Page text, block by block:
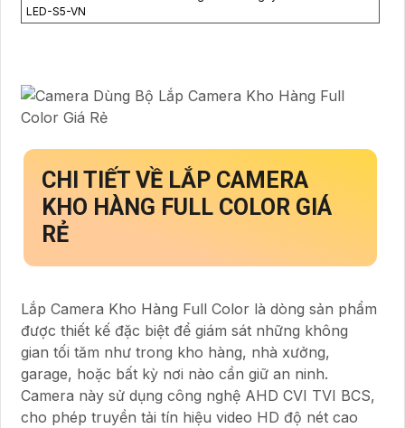
LED-S5-VN
CHI TIẾT VỀ LẮP CAMERA
KHO HÀNG FULL COLOR GIÁ
RẺ
Lắp Camera Kho Hàng Full Color là dòng sản phẩm
được thiết kế đặc biệt để giám sát những không
gian tối tăm như trong kho hàng, nhà xưởng,
garage, hoặc bất kỳ nơi nào cần giữ an ninh.
Camera này sử dụng công nghệ AHD CVI TVI BCS,
cho phép truyền tải tín hiệu video HD độ nét cao